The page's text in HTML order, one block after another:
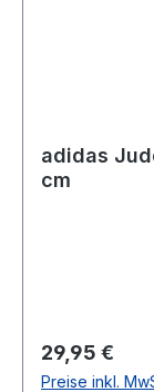
adidas
cm
Regulärer
29,95 €
Preise inkl.